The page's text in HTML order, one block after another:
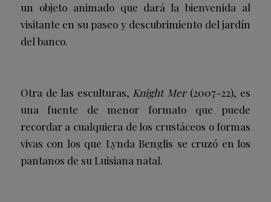
un objeto animado que dará la bienvenida al
visitante en su paseo y descubrimiento del jardín
del banco.
Otra de las esculturas, Knight Mer(2007-22), es
una fuente de menor formato que puede
recordar a cualquiera de los crustáceos o formas
vivas con los que Lynda Benglis se cruzó en los
pantanos de su Luisiana natal.